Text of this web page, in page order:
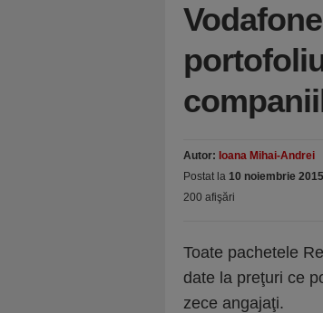
Autor: Ioana Mihai-Andrei
Postat la 10 noiembrie 2015
200 afişări
Toate pachetele
date la preţuri ce
zece angajaţi.